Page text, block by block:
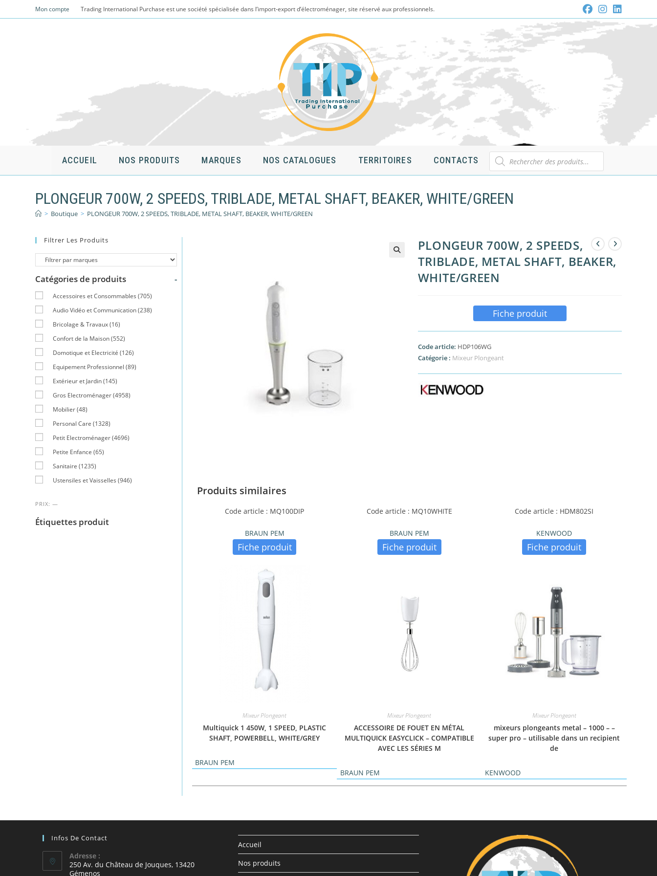
to
Mon compte Trading International Purchase est une société spécialisée dans l’import-export d’électroménager, site réservé aux professionnels.
ACCUEIL NOS PRODUITS MARQUES NOS CATALOGUES TERRITOIRES CONTACTS
Recherche
de
produits
PLONGEUR 700W, 2 SPEEDS, TRIBLADE, METAL SHAFT, BEAKER, WHITE/GREEN
> Boutique > PLONGEUR 700W, 2 SPEEDS, TRIBLADE, METAL SHAFT, BEAKER, WHITE/GREEN
PLONGEUR 700W, 2 SPEEDS,
TRIBLADE, METAL SHAFT, BEAKER,
WHITE/GREEN
Fiche produit
Code article: HDP106WG
Catégorie : Mixeur Plongeant
Produits similaires
Code article : MQ100DIP
BRAUN PEM
Fiche produit
Mixeur Plongeant
Multiquick 1 450W, 1 SPEED, PLASTIC
SHAFT, POWERBELL, WHITE/GREY
BRAUN PEM
Code article : MQ10WHITE
BRAUN PEM
Fiche produit
Mixeur Plongeant
ACCESSOIRE DE FOUET EN MÉTAL
MULTIQUICK EASYCLICK – COMPATIBLE
AVEC LES SÉRIES M
BRAUN PEM
Code article : HDM802SI
KENWOOD
Fiche produit
Mixeur Plongeant
mixeurs plongeants metal – 1000 – –
super pro – utilisable dans un recipient
de
KENWOOD
Filtrer Les Produits
Catégories de produits -
Accessoires et Consommables (705)
Audio Vidéo et Communication(238)
Bricolage & Travaux(16)
Confort de la Maison(552)
Domotique et Electricité (126)
Equipement Professionnel (89)
Extérieur et Jardin(145)
Gros Electroménager(4958)
Mobilier(48)
Personal Care (1328)
Petit Electroménager(4696)
Petite Enfance (65)
Sanitaire (1235)
Ustensiles et Vaisselles (946)
PRIX: —
Étiquettes produit
Infos De Contact
Adresse :
250 Av. du Château de Jouques, 13420
Gémenos
Accueil
Nos produits